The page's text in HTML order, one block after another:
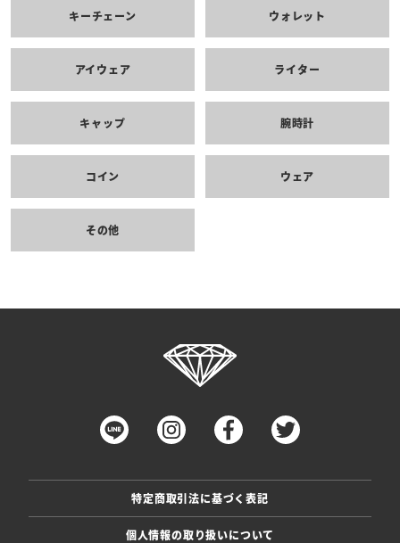
キーチェーン ウォレット
アイウェア ライター
キャップ 腕時計
コイン ウェア
その他
特定商取引法に基づく表記
個人情報の取り扱いについて